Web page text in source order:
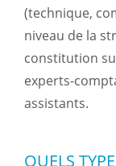
(technique,
niveau de la
constitution
experts-
assistants.
QUELS